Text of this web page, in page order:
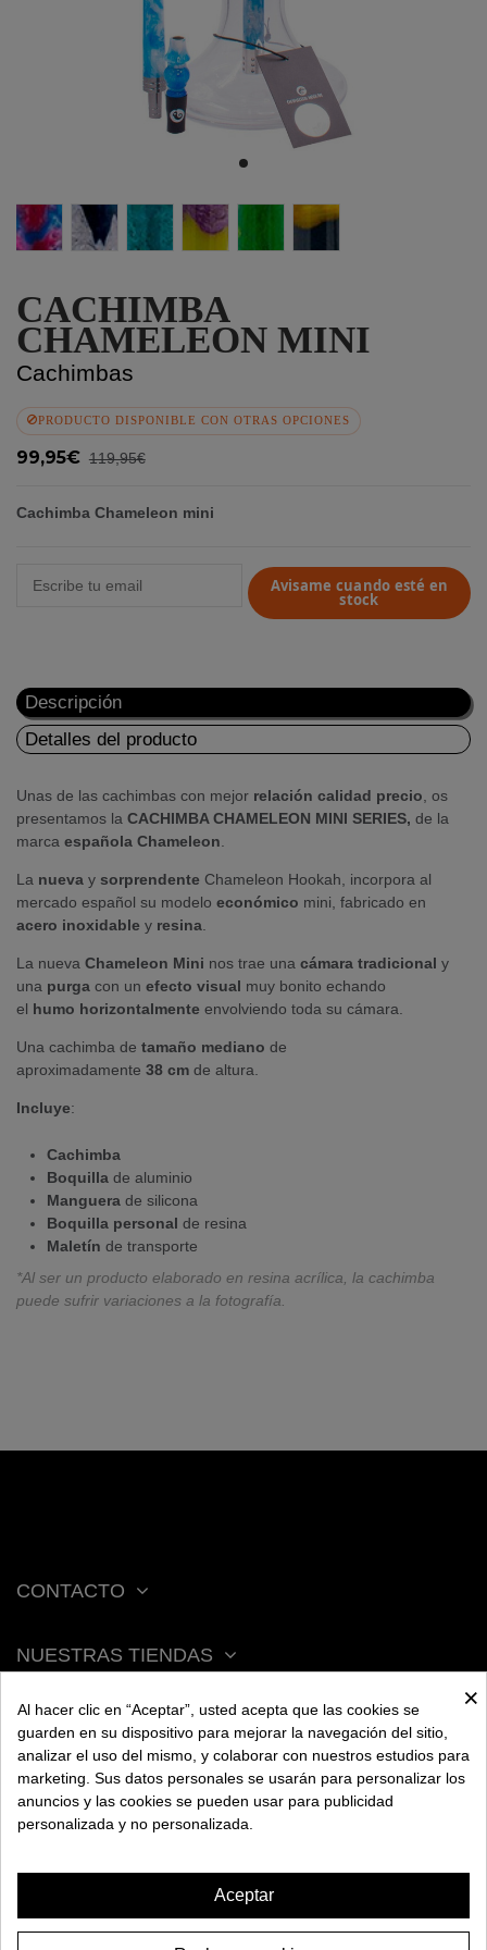
CACHIMBA
CHAMELEON MINI
Cachimbas
PRODUCTO DISPONIBLE CON OTRAS OPCIONES
99,95€ 119,95€
Cachimba Chameleon mini
AmathyshteNacar Jade Ametryne EsmeraldaPyrite
Avisame cuando esté en
stock
Descripción
Detalles del producto
Unas de las cachimbas con mejor relación calidad precio , os
presentamos la CACHIMBA CHAMELEON MINI SERIES, de la
marca española Chameleon
La nueva y sorprendente Chameleon Hookah, incorpora al
mercado español su modelo económico mini, fabricado en
acero inoxidable y resina
La nueva Chameleon Mini nos trae una cámara tradicional y
una purga con un efecto visual muy bonito echando
el humo horizontalmente envolviendo toda su cámara.
Una cachimba de tamaño mediano de
aproximadamente 38 cm de altura.
Incluye:
Cachimba
Boquilla de aluminio
Manguera de silicona
Boquilla personal de resina
Maletín de transporte
*Al ser un producto elaborado en resina acrílica, la cachimba
puede sufrir variaciones a la fotografía.
CONTACTO
NUESTRAS TIENDAS
ACERCA DE BENGALA
AYUDA
×
Al hacer clic en “Aceptar”, usted acepta que las cookies se
guarden en su dispositivo para mejorar la navegación del sitio,
analizar el uso del mismo, y colaborar con nuestros estudios para
marketing. Sus datos personales se usarán para personalizar los
anuncios y las cookies se pueden usar para publicidad
personalizada y no personalizada.
Aceptar